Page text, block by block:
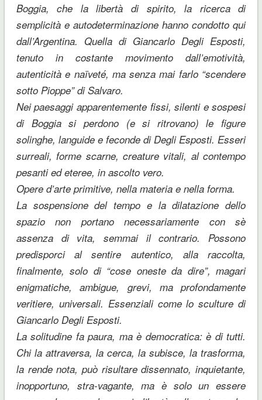
Boggia, che la libertà di spirito, la ricerca di
semplicità e autodeterminazione hanno condotto qui
dall’Argentina. Quella di Giancarlo Degli Esposti,
tenuto in costante movimento dall’emotività,
autenticità e naïveté, ma senza mai farlo “scendere
sotto Pioppe” di Salvaro.
Nei paesaggi apparentemente fissi, silenti e sospesi
di Boggia si perdono (e si ritrovano) le figure
solinghe, languide e feconde di Degli Esposti. Esseri
surreali, forme scarne, creature vitali, al contempo
pesanti ed eteree, in ascolto vero.
Opere d’arte primitive, nella materia e nella forma.
La sospensione del tempo e la dilatazione dello
spazio non portano necessariamente con sè
assenza di vita, semmai il contrario. Possono
predisporci al sentire autentico, alla raccolta,
finalmente, solo di “cose oneste da dire”, magari
enigmatiche, ambigue, grevi, ma profondamente
veritiere, universali. Essenziali come lo sculture di
Giancarlo Degli Esposti.
La solitudine fa paura, ma è democratica: è di tutti.
Chi la attraversa, la cerca, la subisce, la trasforma,
la rende nota, può risultare dissennato, inquietante,
inopportuno, stra-vagante, ma è solo un essere